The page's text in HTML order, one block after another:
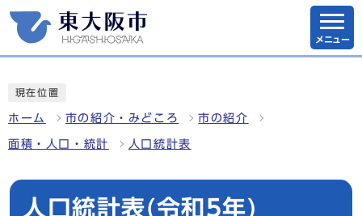
メニュー
現在位置
ホーム 市の紹介・みどころ 市の紹介
面積・人口・統計 人口統計表
人口統計表(令和5年)